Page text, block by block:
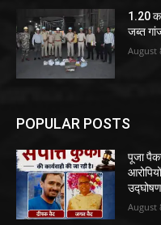
1.20
जब्त
August
POPULAR POSTS
पूजा
August